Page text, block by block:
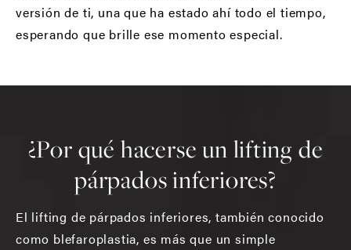
versión de ti, una que ha estado ahí todo el tiempo,
esperando que brille ese momento especial.
¿Por qué hacerse un lifting de
párpados inferiores?
El lifting de párpados inferiores, también conocido
como blefaroplastia, es más que un simple